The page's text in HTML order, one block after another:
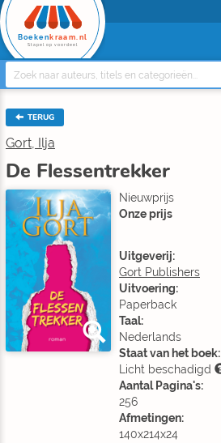
Boeken kraam.nl
Stapel op voordeel
TERUG
Gort, Ilja
De Flessentrekker
Nieuwprijs
Onze prijs
Uitgeverij:
Gort Publishers
Uitvoering:
Paperback
Taal:
Nederlands
Staat van het boek:
Licht beschadigd
Aantal Pagina's:
256
Afmetingen:
140x214x24